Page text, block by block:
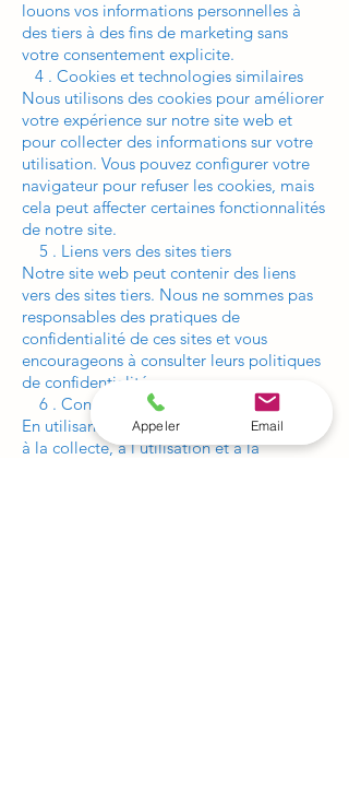
louons vos informations personnelles à
des tiers à des fins de marketing sans
votre consentement explicite.
4 . Cookies et technologies similaires
Nous utilisons des cookies pour améliorer
votre expérience sur notre site web et
pour collecter des informations sur votre
utilisation. Vous pouvez configurer votre
navigateur pour refuser les cookies, mais
cela peut affecter certaines fonctionnalités
de notre site.
5 . Liens vers des sites tiers
Notre site web peut contenir des liens
vers des sites tiers. Nous ne sommes pas
responsables des pratiques de
confidentialité de ces sites et vous
encourageons à consulter leurs politiques
de confidentialité.
6 . Consentement
En utilisant notre site web, vous consentez
à la collecte, à l'utilisation et à la
Appeler Email